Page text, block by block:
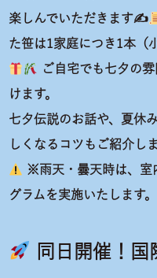
楽しんでいただきます✍
た笹は1家庭につき1本（
ご自宅でも七夕の
けます。
七夕伝説のお話や、夏休
しくなるコツもご紹介しま
※雨天・曇天時は、室
グラムを実施いたします。
同日開催！国